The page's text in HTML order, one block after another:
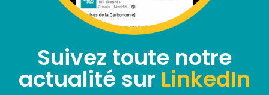
Suivez toute notre
actualité sur LinkedIn